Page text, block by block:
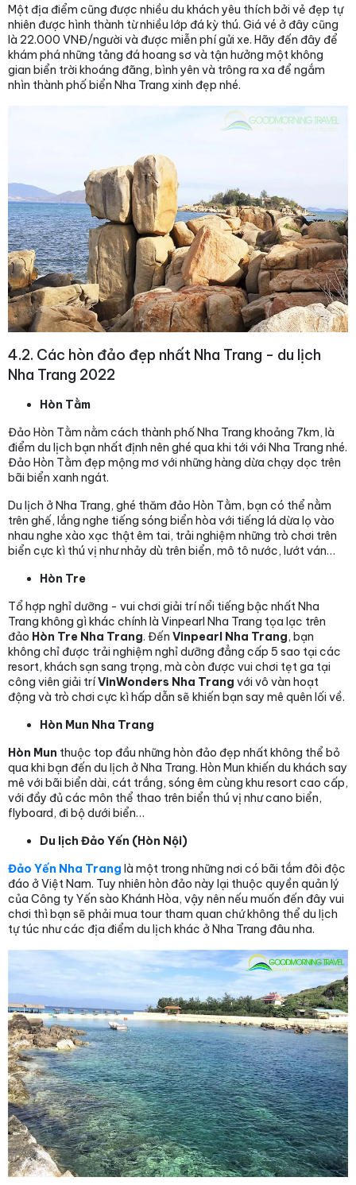
Một địa điểm cũng được nhiều du khách yêu thích bởi vẻ đẹp tự
nhiên được hình thành từ nhiều lớp đá kỳ thú. Giá vé ở đây cũng
là 22.000 VNĐ/người và được miễn phí gửi xe. Hãy đến đây để
khám phá những tảng đá hoang sơ và tận hưởng một không
gian biển trời khoáng đãng, bình yên và trông ra xa để ngắm
nhìn thành phố biển Nha Trang xinh đẹp nhé.
4.2. Các hòn đảo đẹp nhất Nha Trang - du lịch
Nha Trang 2022
Hòn Tằm
Đảo Hòn Tằm nằm cách thành phố Nha Trang khoảng 7km, là
điểm du lịch bạn nhất định nên ghé qua khi tới với Nha Trang nhé.
Đảo Hòn Tằm đẹp mộng mơ với những hàng dừa chạy dọc trên
bãi biển xanh ngát.
Du lịch ở Nha Trang, ghé thăm đảo Hòn Tằm, bạn có thể nằm
trên ghế, lắng nghe tiếng sóng biển hòa với tiếng lá dừa lọ vào
nhau nghe xào xạc thật êm tai, trải nghiệm những trò chơi trên
biển cực kì thú vị như nhảy dù trên biển, mô tô nước, lướt ván…
Hòn Tre
Tổ hợp nghỉ dưỡng - vui chơi giải trí nổi tiếng bậc nhất Nha
Trang không gì khác chính là Vinpearl Nha Trang tọa lạc trên
đảo Hòn Tre Nha Trang. Đến Vinpearl Nha Trang, bạn
không chỉ được trải nghiệm nghỉ dưỡng đẳng cấp 5 sao tại các
resort, khách sạn sang trọng, mà còn được vui chơi tẹt ga tại
công viên giải tríVinWonders Nha Trang với vô vàn hoạt
động và trò chơi cực kì hấp dẫn sẽ khiến bạn say mê quên lối về.
Hòn Mun Nha Trang
Hòn Mun thuộc top đầu những hòn đảo đẹp nhất không thể bỏ
qua khi bạn đến du lịch ở Nha Trang. Hòn Mun khiến du khách say
mê với bãi biển dài, cát trắng, sóng êm cùng khu resort cao cấp,
với đầy đủ các môn thể thao trên biển thú vị như cano biển,
flyboard, đi bộ dưới biển…
Du lịch Đảo Yến (Hòn Nội)
Đảo Yến Nha Trang là một trong những nơi có bãi tắm đôi độc
đáo ở Việt Nam. Tuy nhiên hòn đảo này lại thuộc quyền quản lý
của Công ty Yến sào Khánh Hòa, vậy nên nếu muốn đến đây vui
chơi thì bạn sẽ phải mua tour tham quan chứ không thể du lịch
tự túc như các địa điểm du lịch khác ở Nha Trang đâu nha.